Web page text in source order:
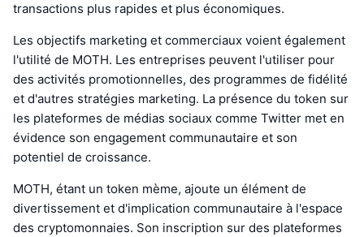
transactions plus rapides et plus économiques.
Les objectifs marketing et commerciaux voient également
l'utilité de MOTH. Les entreprises peuvent l'utiliser pour
des activités promotionnelles, des programmes de fidélité
et d'autres stratégies marketing. La présence du token sur
les plateformes de médias sociaux comme Twitter met en
évidence son engagement communautaire et son
potentiel de croissance.
MOTH, étant un token mème, ajoute un élément de
divertissement et d'implication communautaire à l'espace
des cryptomonnaies. Son inscription sur des plateformes